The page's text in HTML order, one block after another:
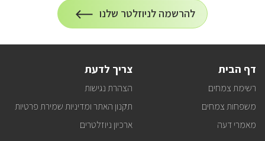
הרשמה
להרשמה לניוזלטר שלנו
על
הרשמה
דף הבית
רשימת צמחים
משפחות צמחים
מאמרי דעה
צריך לדעת
הצהרת נגישות
תקנון האתר ומדיניות שמירת פרטיות
ארכיון ניוזלטרים